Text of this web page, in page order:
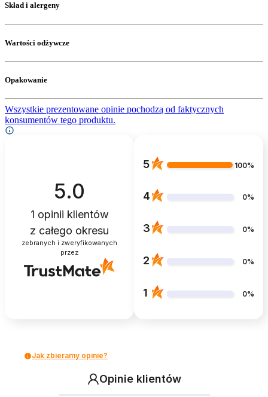
Skład i alergeny
Wartości odżywcze
Opakowanie
Wszystkie prezentowane opinie pochodzą od faktycznych
konsumentów tego produktu.
5.0
1 opinii klientów
z całego okresu
zebranych i zweryfikowanych
przez
5 100%
4 0%
3 0%
2 0%
1 0%
Jak zbieramy opinie?
Opinie klientów